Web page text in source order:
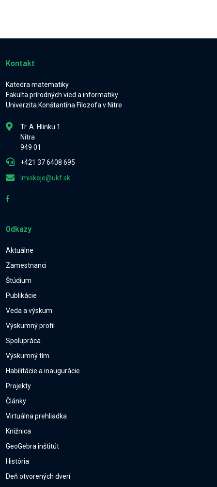
Kontakt
Katedra matematiky
Fakulta prírodných vied a informatiky
Univerzita Konštantína Filozofa v Nitre
Tr. A. Hlinku 1
Nitra
949 01
+421 37 6408 695
lmiskeje@ukf.sk
Odkazy
Aktuálne
Zamestnanci
Štúdium
Publikácie
Veda a výskum
Výskumný profil
Spolupráca
Výskumný tím
Habilitácie a inaugurácie
Projekty
Články
Virtuálna prehliadka
Knižnica
GeoGebra inštitút
História
Deň otvorených dverí